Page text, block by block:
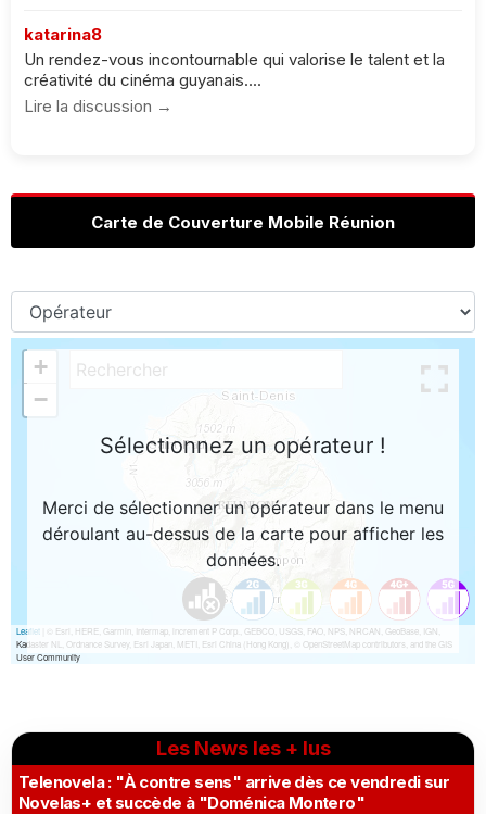
katarina8
Un rendez-vous incontournable qui valorise le talent et la
créativité du cinéma guyanais....
Lire la discussion →
Carte de Couverture Mobile Réunion
Les News les + lus
Telenovela : "À contre sens" arrive dès ce vendredi sur
Novelas+ et succède à "Doménica Montero"